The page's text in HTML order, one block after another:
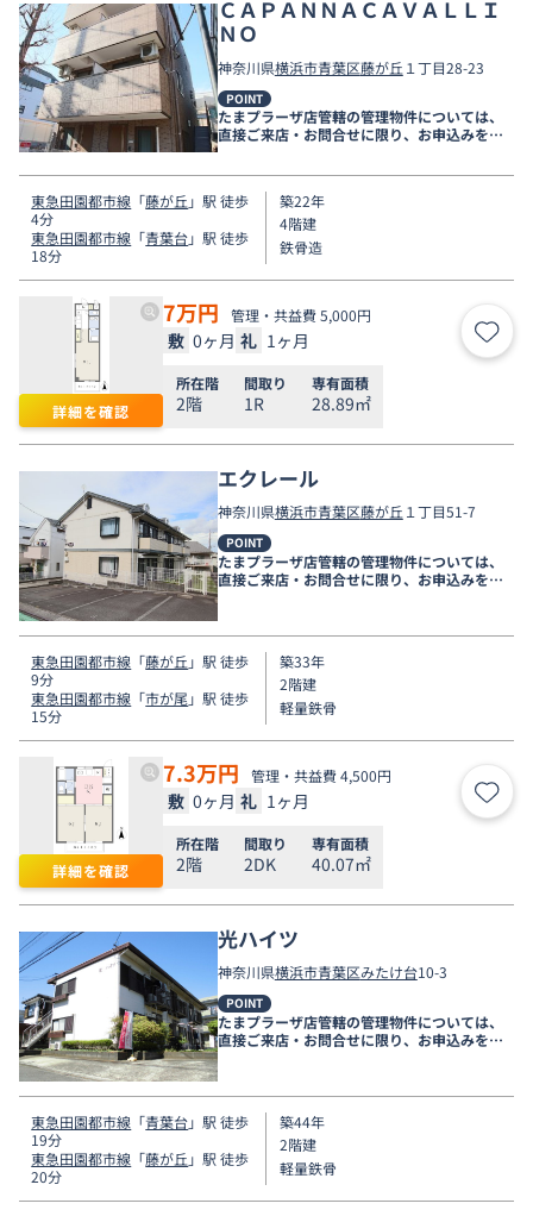
ＣＡＰＡＮＮＡＣＡＶＡＬＬＩ
ＮＯ
神奈川県横浜市青葉区藤が丘 １丁目28-23
POINT
たまプラーザ店管轄の管理物件については、
直接ご来店・お問合せに限り、お申込みを受
け付けております！
東急田園都市線 「藤が丘 」駅 徒歩
4分
東急田園都市線 「青葉台」駅 徒歩
18分
築22年
4階建
鉄骨造
詳細を確認
7万円 管理・共益費 5,000円
敷 0ヶ月 礼 1ヶ月 お気
所在階
2階
間取り
1R
専有面積
28.89㎡
エクレール
神奈川県横浜市青葉区藤が丘１丁目51-7
POINT
たまプラーザ店管轄の管理物件については、
直接ご来店・お問合せに限り、お申込みを受
け付けております！
東急田園都市線 「藤が丘 」駅 徒歩
9分
東急田園都市線 「市が尾 」駅 徒歩
15分
築33年
2階建
軽量鉄骨
詳細を確認
7.3万円 管理・共益費 4,500円
敷 0ヶ月 礼 1ヶ月 お気
所在階
2階
間取り
2DK
専有面積
40.07㎡
光ハイツ
神奈川県横浜市青葉区みたけ台10-3
POINT
たまプラーザ店管轄の管理物件については、
直接ご来店・お問合せに限り、お申込みを受
け付けております！
東急田園都市線 「青葉台」駅 徒歩
19分
東急田園都市線 「藤が丘 」駅 徒歩
20分
築44年
2階建
軽量鉄骨